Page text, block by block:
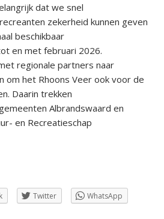
dat we snel
zekerheid kunnen geven
beschikbaar
en met februari 2026.
regionale partners naar
om het Rhoons Veer ook voor de
Daarin trekken
Albrandswaard en
en Recreatieschap
Twitter WhatsApp